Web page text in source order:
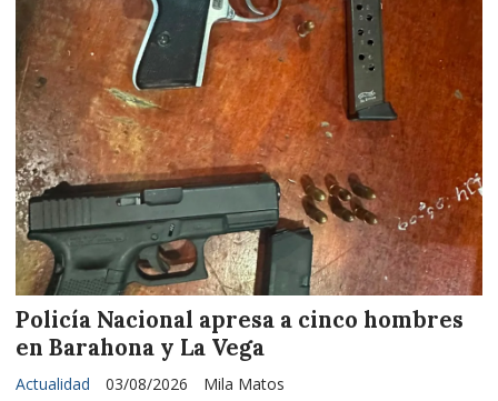
Policía Nacional apresa a cinco hombres
en Barahona y La Vega
Mila Matos
Actualidad 03/08/2026